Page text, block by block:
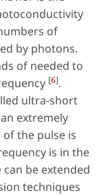
of
by photons.
of needed to
[6].
ultra-short
extremely
the pulse is
is in the
be extended
techniques